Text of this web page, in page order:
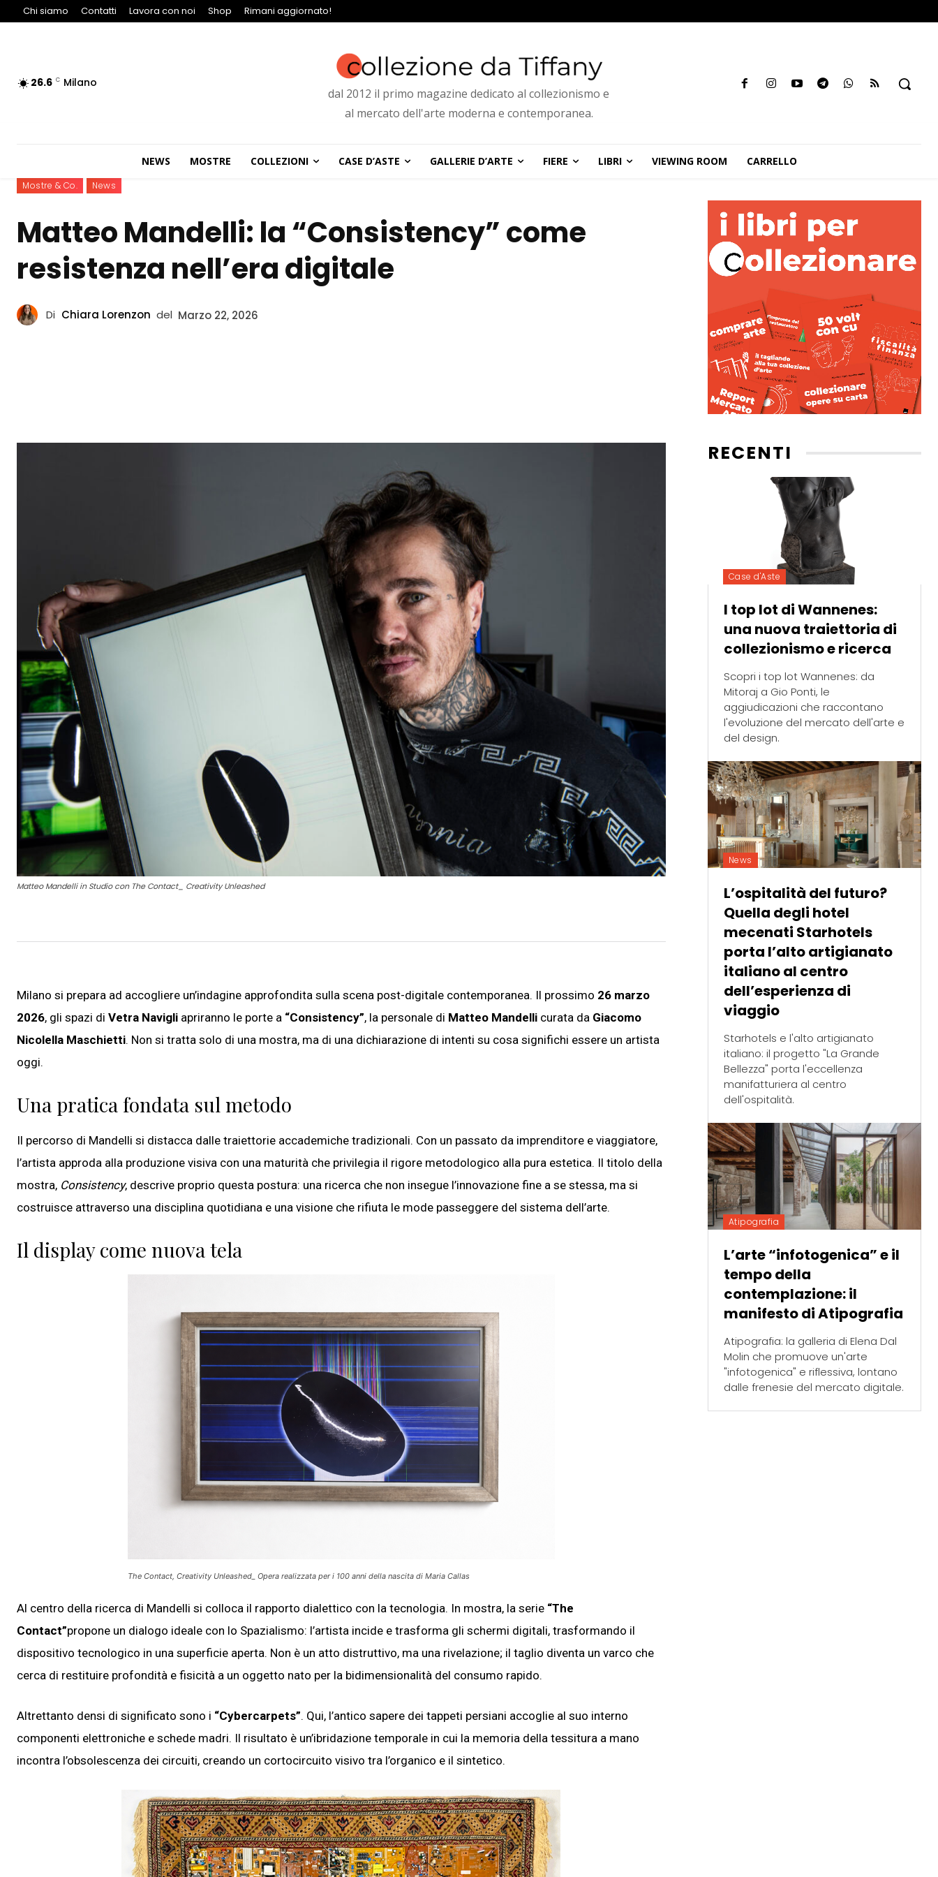
Chi siamo Contatti Lavora con noi Shop Rimani aggiornato!
26.6 C Milano
dal 2012 il primo magazine dedicato al collezionismo e
al mercato dell'arte moderna e contemporanea.
NEWS MOSTRE COLLEZIONI CASE D’ASTE GALLERIE D’ARTE FIERE LIBRI VIEWING ROOM CARRELLO
Mostre & Co. News
Matteo Mandelli: la “Consistency” come
resistenza nell’era digitale
Di Chiara Lorenzon del Marzo 22, 2026
Matteo Mandelli in Studio con The Contact_ Creativity Unleashed
Milano si prepara ad accogliere un’indagine approfondita sulla scena post-digitale contemporanea. Il prossimo 26 marzo
2026, gli spazi di Vetra Navigli apriranno le porte a “Consistency”, la personale di Matteo Mandelli curata da Giacomo
Nicolella Maschietti. Non si tratta solo di una mostra, ma di una dichiarazione di intenti su cosa significhi essere un artista
oggi.
Una pratica fondata sul metodo
Il percorso di Mandelli si distacca dalle traiettorie accademiche tradizionali. Con un passato da imprenditore e viaggiatore,
l’artista approda alla produzione visiva con una maturità che privilegia il rigore metodologico alla pura estetica. Il titolo della
mostra, Consistency, descrive proprio questa postura: una ricerca che non insegue l’innovazione fine a se stessa, ma si
costruisce attraverso una disciplina quotidiana e una visione che rifiuta le mode passeggere del sistema dell’arte.
Il display come nuova tela
The Contact, Creativity Unleashed_ Opera realizzata per i 100 anni della nascita di Maria Callas
Al centro della ricerca di Mandelli si colloca il rapporto dialettico con la tecnologia. In mostra, la serie “The
Contact”propone un dialogo ideale con lo Spazialismo: l’artista incide e trasforma gli schermi digitali, trasformando il
dispositivo tecnologico in una superficie aperta. Non è un atto distruttivo, ma una rivelazione; il taglio diventa un varco che
cerca di restituire profondità e fisicità a un oggetto nato per la bidimensionalità del consumo rapido.
Altrettanto densi di significato sono i “Cybercarpets”. Qui, l’antico sapere dei tappeti persiani accoglie al suo interno
componenti elettroniche e schede madri. Il risultato è un’ibridazione temporale in cui la memoria della tessitura a mano
incontra l’obsolescenza dei circuiti, creando un cortocircuito visivo tra l’organico e il sintetico.
RECENTI
Case d'Aste
I top lot di Wannenes:
una nuova traiettoria di
collezionismo e ricerca
Scopri i top lot Wannenes: da
Mitoraj a Gio Ponti, le
aggiudicazioni che raccontano
l'evoluzione del mercato dell'arte e
del design.
News
L’ospitalità del futuro?
Quella degli hotel
mecenati Starhotels
porta l’alto artigianato
italiano al centro
dell’esperienza di
viaggio
Starhotels e l'alto artigianato
italiano: il progetto "La Grande
Bellezza" porta l'eccellenza
manifatturiera al centro
dell'ospitalità.
Atipografia
L’arte “infotogenica” e il
tempo della
contemplazione: il
manifesto di Atipografia
Atipografia: la galleria di Elena Dal
Molin che promuove un'arte
"infotogenica" e riflessiva, lontano
dalle frenesie del mercato digitale.